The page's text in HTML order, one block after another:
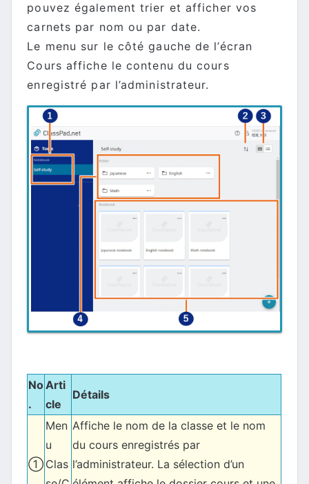
pouvez également trier et afficher vos
carnets par nom ou par date.
Le menu sur le côté gauche de l’écran
Cours affiche le contenu du cours
enregistré par l’administrateur.
No
.
Arti
cle
Détails
①
Men
u
Clas
Affiche le nom de la classe et le nom
du cours enregistrés par
l’administrateur. La sélection d’un